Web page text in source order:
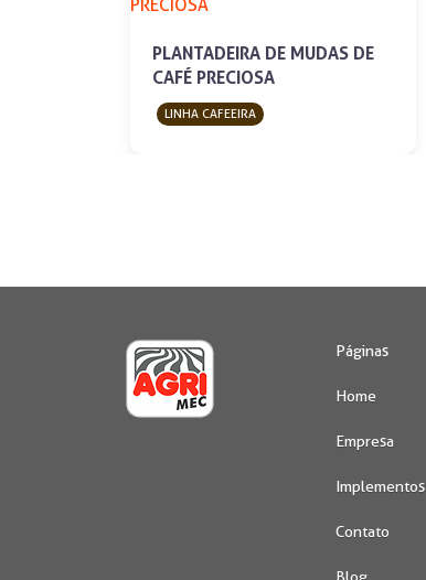
PLANTADEIRA DE MUDAS DE
CAFÉ PRECIOSA
LINHA CAFEEIRA
Páginas
Home
Empresa
Implementos
Contato